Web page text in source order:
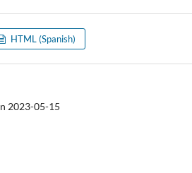
HTML (Spanish)
2023-05-15